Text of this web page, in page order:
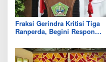
Fraksi Gerindra Kritisi Tiga
Ranperda, Begini Respon